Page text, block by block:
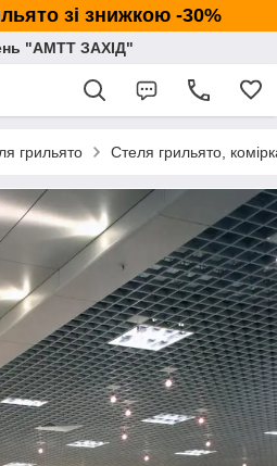
зі знижкою -30%
"АМТТ ЗАХІД"
грильято Стеля грильято,